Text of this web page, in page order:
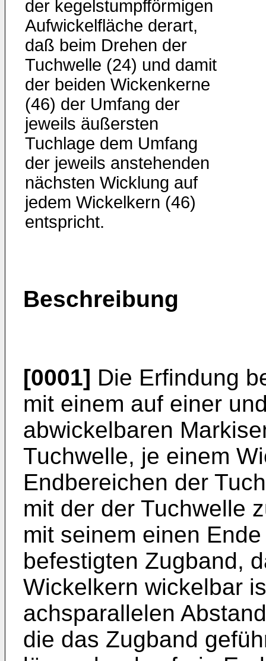
der kegelstumpfförmigen
Aufwickelfläche derart,
daß beim Drehen der
Tuchwelle (24) und damit
der beiden Wickenkerne
(46) der Umfang der
jeweils äußersten
Tuchlage dem Umfang
der jeweils anstehenden
nächsten Wicklung auf
jedem Wickelkern (46)
entspricht.
Beschreibung
[0001] Die Erfindung
mit einem auf einer
abwickelbaren
Tuchwelle, je einem
Endbereichen der
mit der der Tuchwelle
mit seinem einen
befestigten Zugband,
Wickelkern wickelbar
achsparallelen
die das Zugband